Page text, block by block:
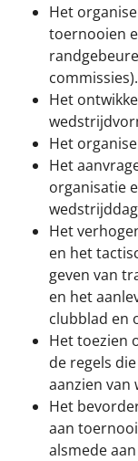
Het
toernooien
commissies).
Het
Het
Het
organisatie
Het
en het
geven van
en het
clubblad en
Het toezien
de regels
aanzien
Het
aan
alsmede